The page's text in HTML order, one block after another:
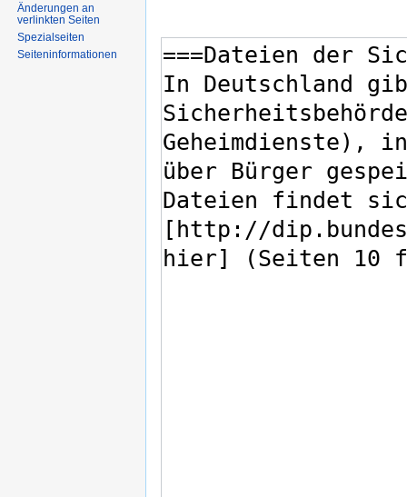
Änderungen an
verlinkten Seiten
Spezialseiten
Seiten­informationen